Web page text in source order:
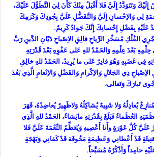
وَتَتَوَدَّدُ إِلَيَّ فَلا أَقْبَلُ مِنْكَ كَأَنَ لِيَ التَّطَوُّلَ عَلَيْكَ،
لِي وَالاِحْسانِ إِلَيَّ وَالتَّفَضُّلِ عَلَيَّ بِجُودِكَ وَكَرَمِكَ
عَلَيْهِ بِفَضْلِ إِحْسانِكَ إِنَّكَ جَوادٌ كَرِيمٌ.
الفُلْكِ مُسَخِّرِ الرِّياحِ فالِقِ الاِصْباحِ دَيّانِ الدَّينِ رَبِّ
حِلْمِهِ بَعْدَ عِلْمِهِ وَالحَمْدُ للهِ عَلى عَفْوِهِ بَعْدَ قُدْرَتِهِ
فِي غَضَبِهِ وَهُوَ قادِرٌ عَلى ما يُرِيدُ، الحَمْدُ للهِ خالِقِ
ذِي الجَلالِ وَالاِكْرامِ وَالفَضْلِ وَالاِنْعامِ الَّذِي بَعُدَ
تَبارَكَ وَتَعالى،
يُعادِلُهُ وَلا شَبِيهٌ يُشاكِلُهُ وَلاظَهِيرٌ يُعاضِدُهُ، قَهَرَ
العُظَماءُ فَبَلَغَ بِقُدْرَتِهِ مايَشاءُ، الحَمْدُ للهِ الَّذِي
عَلَيَّ كُلَّ عَوْرَةٍ وأَنا أَعْصِيهِ وَيُعَظِّمُ النِّعْمَةَ عَلَيَّ فَلا
قَدْ أَعْطانِي وَعَظِيمَةٍ مَخُوفَة قَدْ كَفانِي وَبَهْجَةٍ
حامِداً وَأَذْكُرُهُ مُسَبِّحاً.